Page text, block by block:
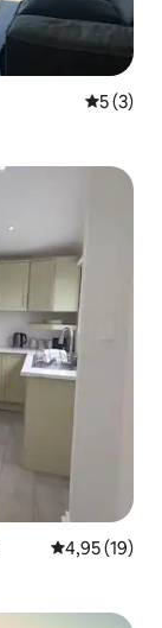
5 (3)
Gemiddelde
4,95 (19)